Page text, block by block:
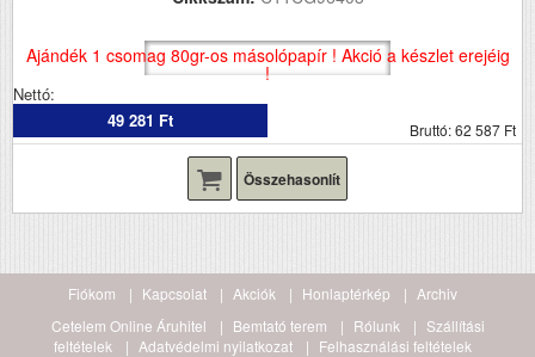
Ajándék 1 csomag 80gr-os másolópapír ! Akció a készlet erejéig
!
Nettó:
49 281 Ft
Bruttó: 62 587 Ft
Összehasonlít
Fiókom Kapcsolat Akciók Honlaptérkép
Archiv
Cetelem Online Áruhitel
Bemtató terem Rólunk
Szállítási
feltételek
Adatvédelmi nyilatkozat
Felhasználási feltételek